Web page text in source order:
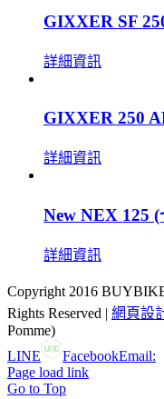
GIXXER SF
詳細資訊
GIXXER 250
詳細資訊
New NEX 125 (
詳細資訊
Copyright 2016
Rights Reserved | 網頁設
Pomme)
LINE
FacebookEmail:
Page load link
Go to Top